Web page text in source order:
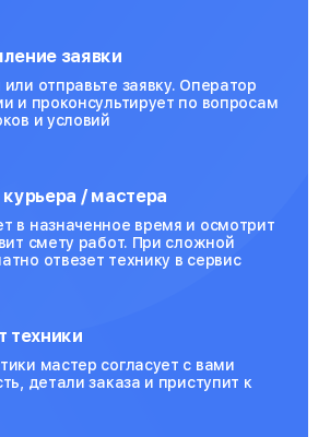
заявки
отправьте заявку. Оператор
и проконсультирует по вопросам
и условий
/ мастера
в назначенное время и осмотрит
смету работ. При сложной
отвезет технику в сервис
техники
мастер согласует с вами
детали заказа и приступит к